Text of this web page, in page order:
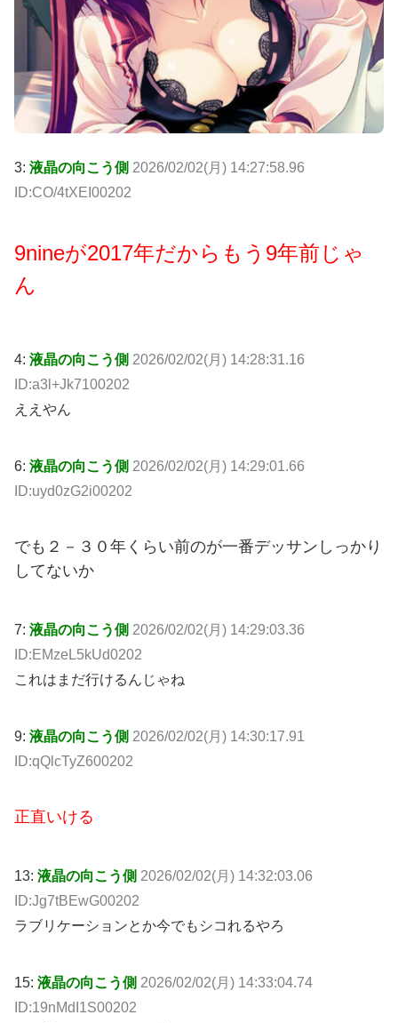
3: 液晶の向こう側 2026/02/02(月) 14:27:58.96
ID:CO/4tXEI00202
9nineが2017年だからもう9年前じゃ
ん
4: 液晶の向こう側 2026/02/02(月) 14:28:31.16
ID:a3l+Jk7100202
ええやん
6: 液晶の向こう側 2026/02/02(月) 14:29:01.66
ID:uyd0zG2i00202
でも２－３０年くらい前のが一番デッサンしっかり
してないか
7: 液晶の向こう側 2026/02/02(月) 14:29:03.36
ID:EMzeL5kUd0202
これはまだ行けるんじゃね
9: 液晶の向こう側 2026/02/02(月) 14:30:17.91
ID:qQlcTyZ600202
正直いける
13: 液晶の向こう側 2026/02/02(月) 14:32:03.06
ID:Jg7tBEwG00202
ラブリケーションとか今でもシコれるやろ
15: 液晶の向こう側 2026/02/02(月) 14:33:04.74
ID:19nMdI1S00202